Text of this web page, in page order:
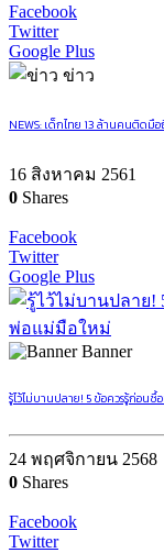
Facebook
Twitter
Google Plus
ข่าว
NEWS: เด็กไทย 13 ล้านคนติด
16 สิงหาคม 2561
0 Shares
Facebook
Twitter
Google Plus
Banner
รู้ไว้ไม่บานปลาย! 5 ข้อควรรู้ก่อน
24 พฤศจิกายน 2568
0 Shares
Facebook
Twitter